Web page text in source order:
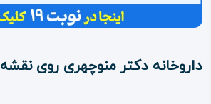
داروخانه دکتر منوچهری روی نقشه